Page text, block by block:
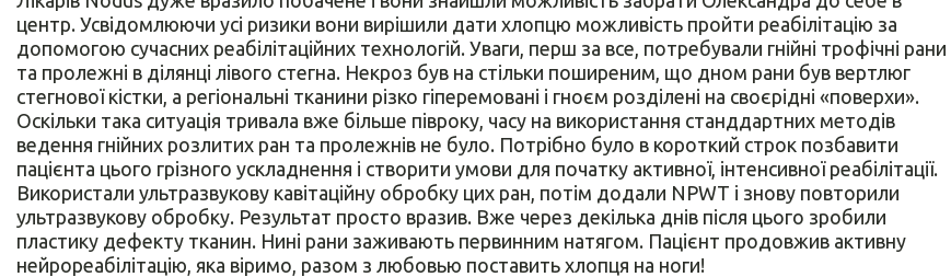
центр. Усвідомлюючи усі ризики вони вирішили дати хлопцю можливість пройти реабілітацію за
допомогою сучасних реабілітаційних технологій. Уваги, перш за все, потребували гнійні трофічні рани
та пролежні в ділянці лівого стегна. Некроз був на стільки поширеним, що дном рани був вертлюг
стегнової кістки, а регіональні тканини різко гіперемовані і гноєм розділені на своєрідні «поверхи».
Оскільки така ситуація тривала вже більше півроку, часу на використання станддартних методів
ведення гнійних розлитих ран та пролежнів не було. Потрібно було в короткий строк позбавити
пацієнта цього грізного ускладнення і створити умови для початку активної, інтенсивної реабілітації.
Використали ультразвукову кавітаційну обробку цих ран, потім додали NPWT і знову повторили
ультразвукову обробку. Результат просто вразив. Вже через декілька днів після цього зробили
пластику дефекту тканин. Нині рани заживають первинним натягом. Пацієнт продовжив активну
нейрореабілітацію, яка віримо, разом з любовью поставить хлопця на ноги!